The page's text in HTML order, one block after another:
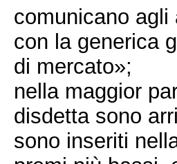
comunicano
con la generica
di mercato»;
nella maggior
disdetta sono
sono inseriti